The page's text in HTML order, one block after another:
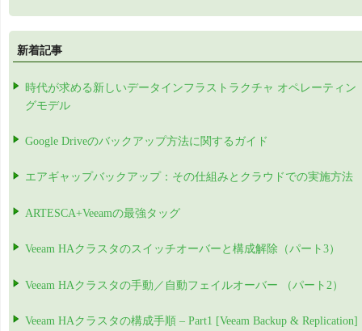
新着記事
時代が求める新しいデータインフラストラクチャ オペレーティン
グモデル
Google Driveのバックアップ方法に関するガイド
エアギャップバックアップ：その仕組みとクラウドでの実施方法
ARTESCA+Veeamの最強タッグ
Veeam HAクラスタのスイッチオーバーと構成解除（パート3）
Veeam HAクラスタの手動／自動フェイルオーバー （パート2）
Veeam HAクラスタの構成手順 – Part1 [Veeam Backup & Replication]